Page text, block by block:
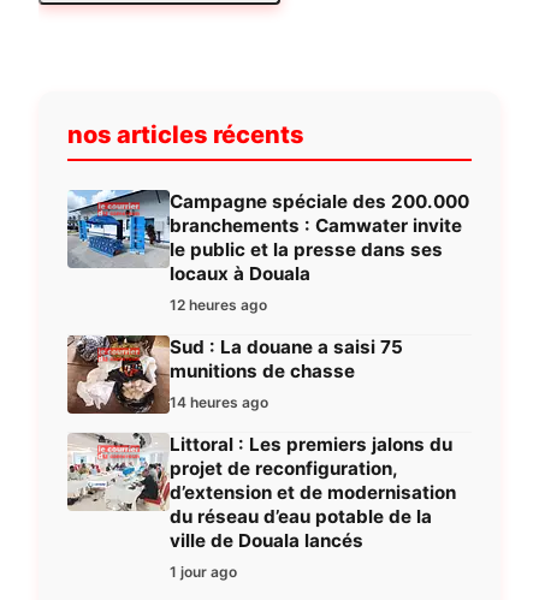
nos articles récents
Campagne spéciale des 200.000
branchements : Camwater invite
le public et la presse dans ses
locaux à Douala
12 heures ago
Sud : La douane a saisi 75
munitions de chasse
14 heures ago
Littoral : Les premiers jalons du
projet de reconfiguration,
d’extension et de modernisation
du réseau d’eau potable de la
ville de Douala lancés
1 jour ago